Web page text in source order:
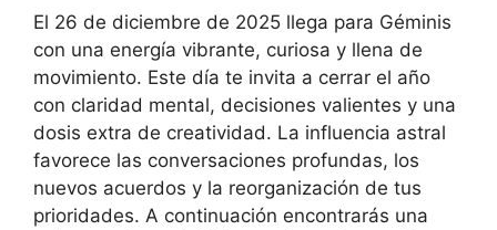
El 26 de diciembre de 2025 llega para Géminis
con una energía vibrante, curiosa y llena de
movimiento. Este día te invita a cerrar el año
con claridad mental, decisiones valientes y una
dosis extra de creatividad. La influencia astral
favorece las conversaciones profundas, los
nuevos acuerdos y la reorganización de tus
prioridades. A continuación encontrarás una